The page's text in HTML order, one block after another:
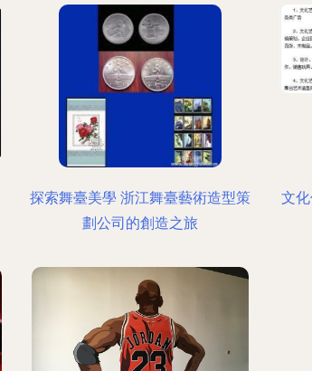
探索舞臺美學 浙江舞臺藝術造型策
劃公司的創造之旅
文